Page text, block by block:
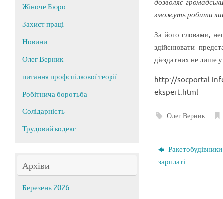
дозволяє
зможуть робити
За його словами,
здійснювати
дієздатних не лише
http://
ekspert.html
Олег Верник.
зарплаті
Жіноче Бюро
Захист праці
Новини
Олег Верник
питання профспілкової теорії
Робітнича боротьба
Солідарність
Трудовий кодекс
Архіви
Березень 2026